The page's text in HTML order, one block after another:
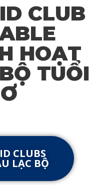
CLUB
HOẠT
TUỔI
CLUBS
LẠC BỘ